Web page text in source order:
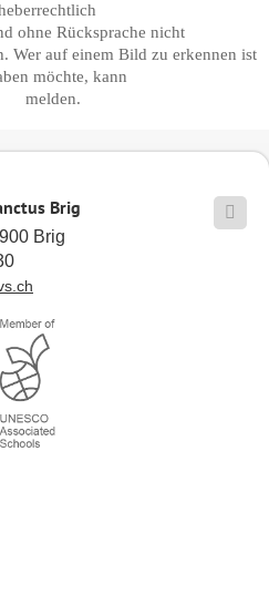
ohne Rücksprache nicht
Wer auf einem Bild zu erkennen ist
möchte, kann
melden.
Brig
Brig
